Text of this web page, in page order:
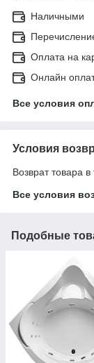
Наличными
Оплата на
Онлайн
Все условия
Условия
Возврат товара
Все условия
Подобные